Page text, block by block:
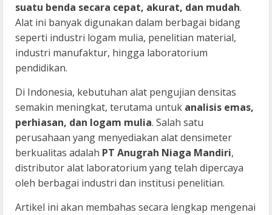
suatu benda secara cepat, akurat, dan mudah.
Alat ini banyak digunakan dalam berbagai bidang
seperti industri logam mulia, penelitian material,
industri manufaktur, hingga laboratorium
pendidikan.
Di Indonesia, kebutuhan alat pengujian densitas
semakin meningkat, terutama untuk analisis emas,
perhiasan, dan logam mulia. Salah satu
perusahaan yang menyediakan alat densimeter
berkualitas adalah PT Anugrah Niaga Mandiri,
distributor alat laboratorium yang telah dipercaya
oleh berbagai industri dan institusi penelitian.
Artikel ini akan membahas secara lengkap mengenai